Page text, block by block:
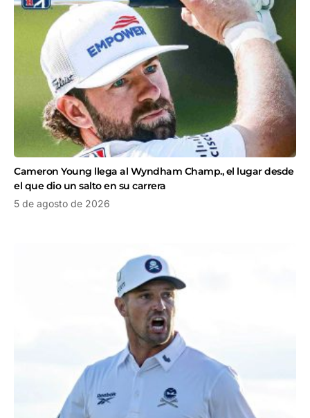
Cameron Young llega al Wyndham Champ., el lugar desde
el que dio un salto en su carrera
5 de agosto de 2026